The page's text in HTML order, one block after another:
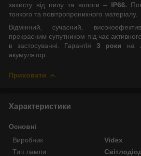
захисту від пилу та вологи – IP66.
тонкого та повітропроникного матеріалу.
Відмінний, сучасний,
прекрасним супутником під час
в застосуванні. Гарантія 3 роки на
акумулятор.
Приховати
Характеристики
Основні
Виробник
Videx
Тип лампи